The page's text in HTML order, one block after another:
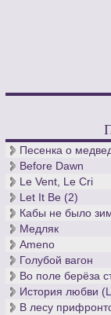
Песенка о
Before Dawn
Le Vent, Le Cri
Let It Be (2)
Кабы не было
Медляк
Ameno
Голубой вагон
Во поле берёза
История любви
В лесу